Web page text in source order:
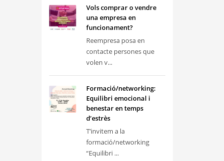
Vols comprar o vendre
una empresa en
funcionament?
Reempresa posa en
contacte persones que
volen v...
Formació/networking:
Equilibri emocional i
benestar en temps
d’estrès
T’invitem a la
formació/networking
“Equilibri ...